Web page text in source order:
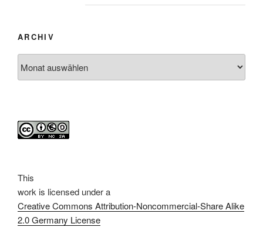
ARCHIV
This
work is licensed under a
Creative Commons Attribution-Noncommercial-Share Alike
2.0 Germany License